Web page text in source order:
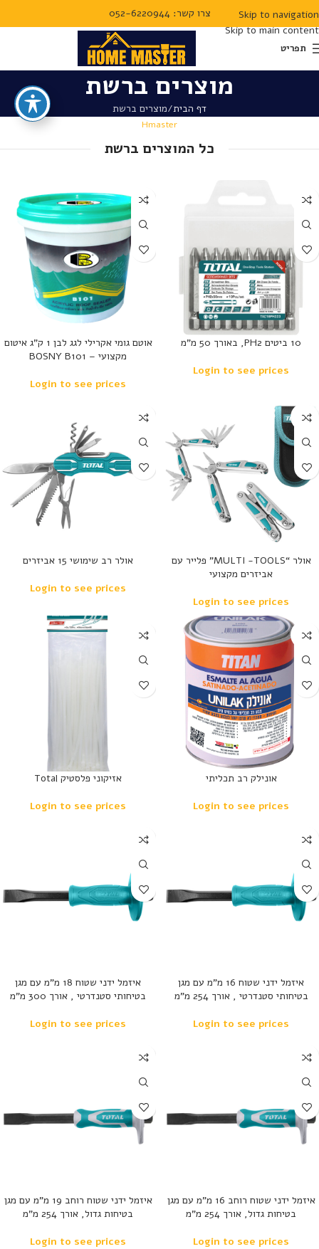
Skip to navigation
Skip to main content
צרו קשר: 052-6220944
תפריט
מוצרים ברשת
דף הבית מוצרים ברשת
Hmaster
כל המוצרים ברשת
נמכר
10 ביטים PH2, באורך 50 מ”מ
Login to see prices
אוטם גומי אקרילי לגג לבן 1 ק”ג איטום
מקצועי – BOSNY B101
Login to see prices
נמכר
אולר “MULTI -TOOLS” פלייר עם
אביזרים מקצועי
Login to see prices
נמכר
אולר רב שימושי 15 אביזרים
Login to see prices
נמכר
אונילק רב תכליתי
Login to see prices
נמכר
אזיקוני פלסטיק Total
Login to see prices
נמכר
איזמל ידני שטוח 16 מ”מ עם מגן
בטיחותי סטנדרטי , אורך 254 מ”מ
Login to see prices
נמכר
איזמל ידני שטוח 18 מ”מ עם מגן
בטיחותי סטנדרטי , אורך 300 מ”מ
Login to see prices
נמכר
איזמל ידני שטוח רוחב 16 מ”מ עם מגן
בטיחות גדול, אורך 254 מ”מ
Login to see prices
נמכר
איזמל ידני שטוח רוחב 19 מ”מ עם מגן
בטיחות גדול, אורך 254 מ”מ
Login to see prices